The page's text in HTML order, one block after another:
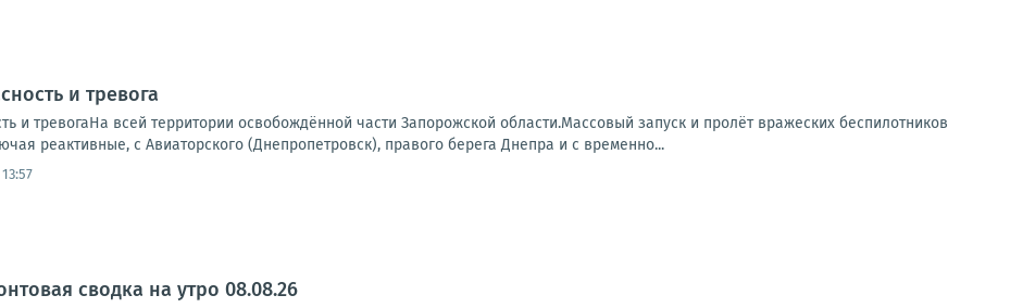
и тревога
и тревогаНа всей территории освобождённой части Запорожской области.Массовый запуск и пролёт вражеских беспилотников
реактивные, с Авиаторского (Днепропетровск), правого берега Днепра и с временно...
сводка на утро 08.08.26